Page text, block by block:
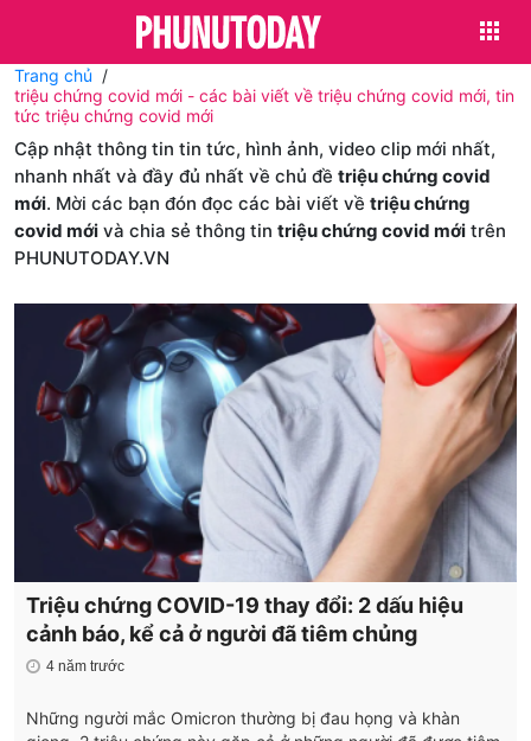
Trang chủ
triệu chứng covid mới - các bài viết về triệu chứng covid mới, tin
tức triệu chứng covid mới
Cập nhật thông tin tin tức, hình ảnh, video clip mới nhất,
nhanh nhất và đầy đủ nhất về chủ đề triệu chứng covid
mới. Mời các bạn đón đọc các bài viết về triệu chứng
covid mới và chia sẻ thông tin triệu chứng covid mới trên
PHUNUTODAY.VN
Triệu chứng COVID-19 thay đổi: 2 dấu hiệu
cảnh báo, kể cả ở người đã tiêm chủng
4 năm trước
Những người mắc Omicron thường bị đau họng và khàn